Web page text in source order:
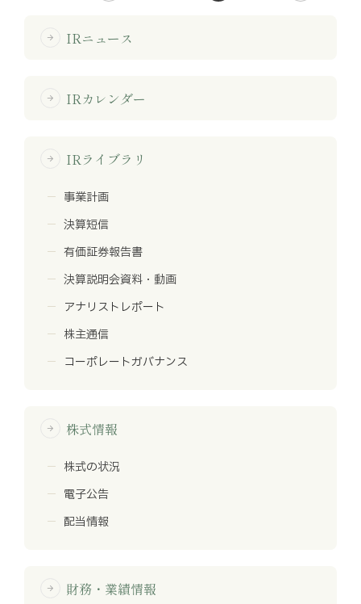
arrow_forward IRニュース
arrow_forward IRカレンダー
arrow_forward IRライブラリ
事業計画
決算短信
有価証券報告書
決算説明会資料・動画
アナリストレポート
株主通信
コーポレートガバナンス
arrow_forward 株式情報
株式の状況
電子公告
配当情報
arrow_forward 財務・業績情報